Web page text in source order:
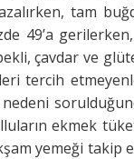
tam
49’a
çavdar ve
tercih
ekmek
yemeği